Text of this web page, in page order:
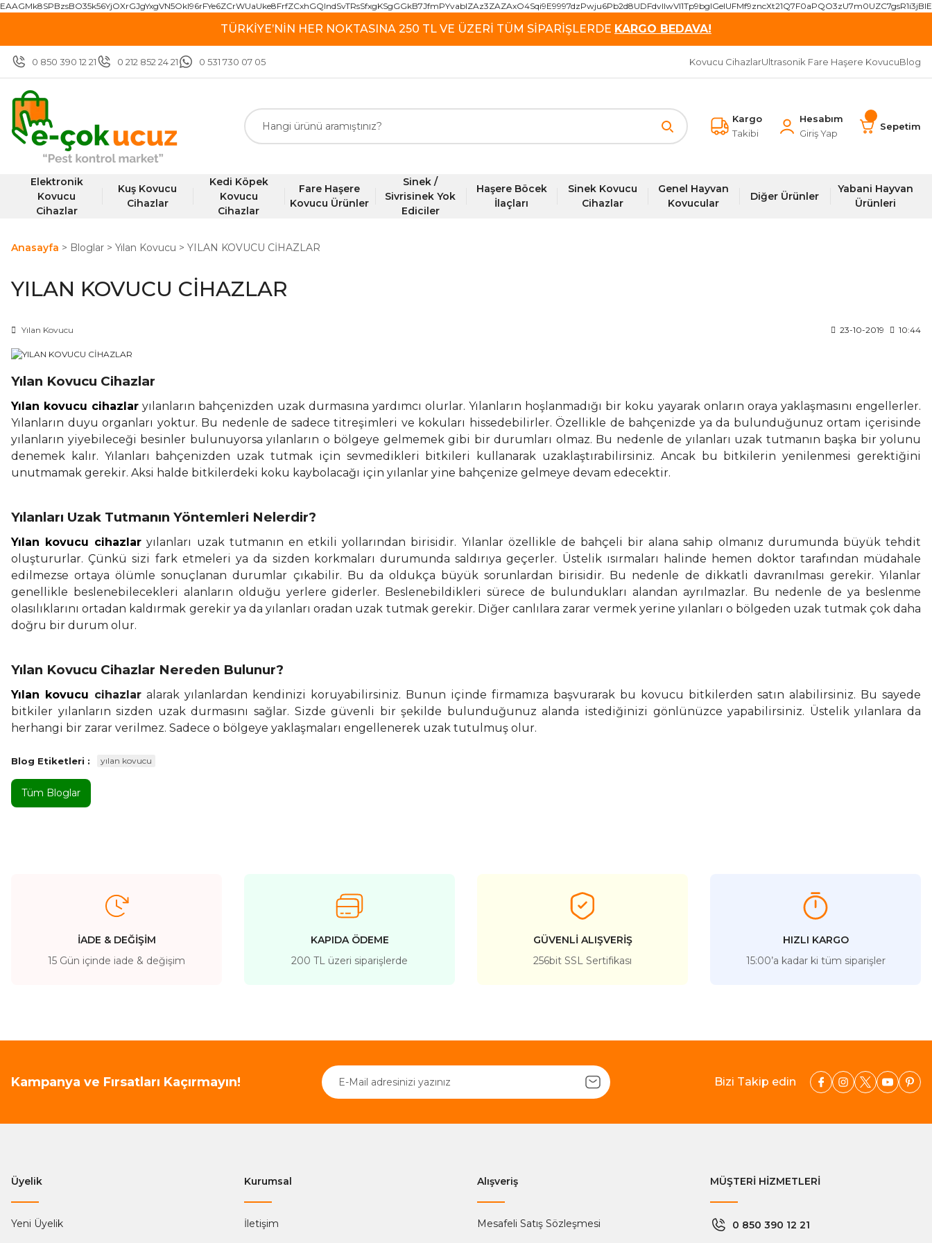
TÜRKİYE’NİN HER NOKTASINA 250 TL VE ÜZERİ TÜM SİPARİŞLERDE KARGO BEDAVA!
0 850 390 12 21 0 212 852 24 21 0 531 730 07 05 Kovucu CihazlarUltrasonik Fare Haşere KovucuBlog
Kargo
Takibi
Hesabım
Giriş Yap
Sepetim
Elektronik
Kovucu
Cihazlar
Kuş Kovucu
Cihazlar
Kedi Köpek
Kovucu
Cihazlar
Fare Haşere
Kovucu Ürünler
Sinek /
Sivrisinek Yok
Ediciler
Haşere Böcek
İlaçları
Sinek Kovucu
Cihazlar
Genel Hayvan
Kovucular
Diğer Ürünler
Yabani Hayvan
Ürünleri
Anasayfa Bloglar Yılan Kovucu YILAN KOVUCU CİHAZLAR
YILAN KOVUCU CİHAZLAR
Yılan Kovucu 23-10-2019 10:44
Yılan Kovucu Cihazlar
Yılan kovucu cihazlar yılanların bahçenizden uzak durmasına yardımcı olurlar. Yılanların hoşlanmadığı bir koku yayarak onların oraya yaklaşmasını engellerler.
Yılanların duyu organları yoktur. Bu nedenle de sadece titreşimleri ve kokuları hissedebilirler. Özellikle de bahçenizde ya da bulunduğunuz ortam içerisinde
yılanların yiyebileceği besinler bulunuyorsa yılanların o bölgeye gelmemek gibi bir durumları olmaz. Bu nedenle de yılanları uzak tutmanın başka bir yolunu
denemek kalır. Yılanları bahçenizden uzak tutmak için sevmedikleri bitkileri kullanarak uzaklaştırabilirsiniz. Ancak bu bitkilerin yenilenmesi gerektiğini
unutmamak gerekir. Aksi halde bitkilerdeki koku kaybolacağı için yılanlar yine bahçenize gelmeye devam edecektir.
Yılanları Uzak Tutmanın Yöntemleri Nelerdir?
Yılan kovucu cihazlar yılanları uzak tutmanın en etkili yollarından birisidir. Yılanlar özellikle de bahçeli bir alana sahip olmanız durumunda büyük tehdit
oluştururlar. Çünkü sizi fark etmeleri ya da sizden korkmaları durumunda saldırıya geçerler. Üstelik ısırmaları halinde hemen doktor tarafından müdahale
edilmezse ortaya ölümle sonuçlanan durumlar çıkabilir. Bu da oldukça büyük sorunlardan birisidir. Bu nedenle de dikkatli davranılması gerekir. Yılanlar
genellikle beslenebilecekleri alanların olduğu yerlere giderler. Beslenebildikleri sürece de bulundukları alandan ayrılmazlar. Bu nedenle de ya beslenme
olasılıklarını ortadan kaldırmak gerekir ya da yılanları oradan uzak tutmak gerekir. Diğer canlılara zarar vermek yerine yılanları o bölgeden uzak tutmak çok daha
doğru bir durum olur.
Yılan Kovucu Cihazlar Nereden Bulunur?
Yılan kovucu cihazlar alarak yılanlardan kendinizi koruyabilirsiniz. Bunun içinde firmamıza başvurarak bu kovucu bitkilerden satın alabilirsiniz. Bu sayede
bitkiler yılanların sizden uzak durmasını sağlar. Sizde güvenli bir şekilde bulunduğunuz alanda istediğinizi gönlünüzce yapabilirsiniz. Üstelik yılanlara da
herhangi bir zarar verilmez. Sadece o bölgeye yaklaşmaları engellenerek uzak tutulmuş olur.
Blog Etiketleri : yılan kovucu
Tüm Bloglar
İADE & DEĞİŞİM
15 Gün içinde iade & değişim
KAPIDA ÖDEME
200 TL üzeri siparişlerde
GÜVENLİ ALIŞVERİŞ
256bit SSL Sertifikası
HIZLI KARGO
15:00’a kadar ki tüm siparişler
Kampanya ve Fırsatları Kaçırmayın! Bizi Takip edin
Üyelik
Yeni Üyelik
Kurumsal
İletişim
Alışveriş
Mesafeli Satış Sözleşmesi
MÜŞTERİ HİZMETLERİ
0 850 390 12 21